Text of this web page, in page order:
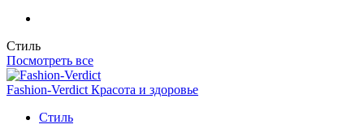
Стиль
Посмотреть все
Fashion-Verdict Красота и здоровье
Стиль